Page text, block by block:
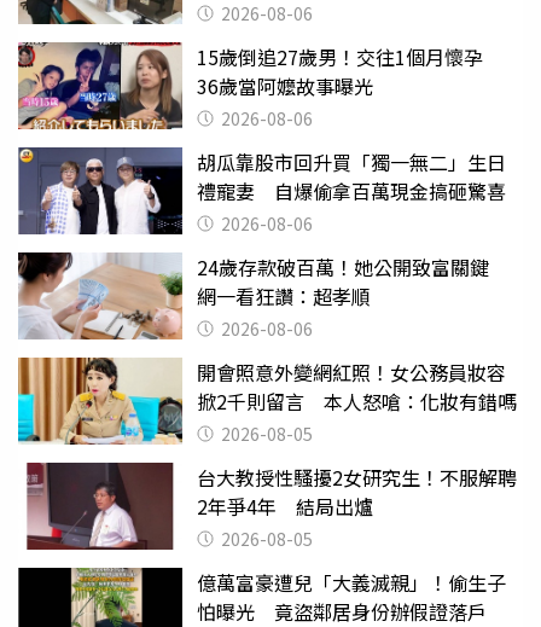
2026-08-06
15歲倒追27歲男！交往1個月懷孕
36歲當阿嬤故事曝光
2026-08-06
胡瓜靠股市回升買「獨一無二」生日
禮寵妻 自爆偷拿百萬現金搞砸驚喜
2026-08-06
24歲存款破百萬！她公開致富關鍵
網一看狂讚：超孝順
2026-08-06
開會照意外變網紅照！女公務員妝容
掀2千則留言 本人怒嗆：化妝有錯嗎
2026-08-05
台大教授性騷擾2女研究生！不服解聘
2年爭4年 結局出爐
2026-08-05
億萬富豪遭兒「大義滅親」！偷生子
怕曝光 竟盜鄰居身份辦假證落戶